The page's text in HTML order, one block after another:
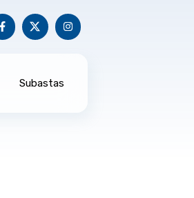
Subastas